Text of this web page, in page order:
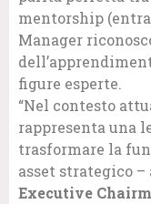
mentorship
Manager
figure esperte.
“Nel contesto
rappresenta una
trasformare la
asset strategico
Executive